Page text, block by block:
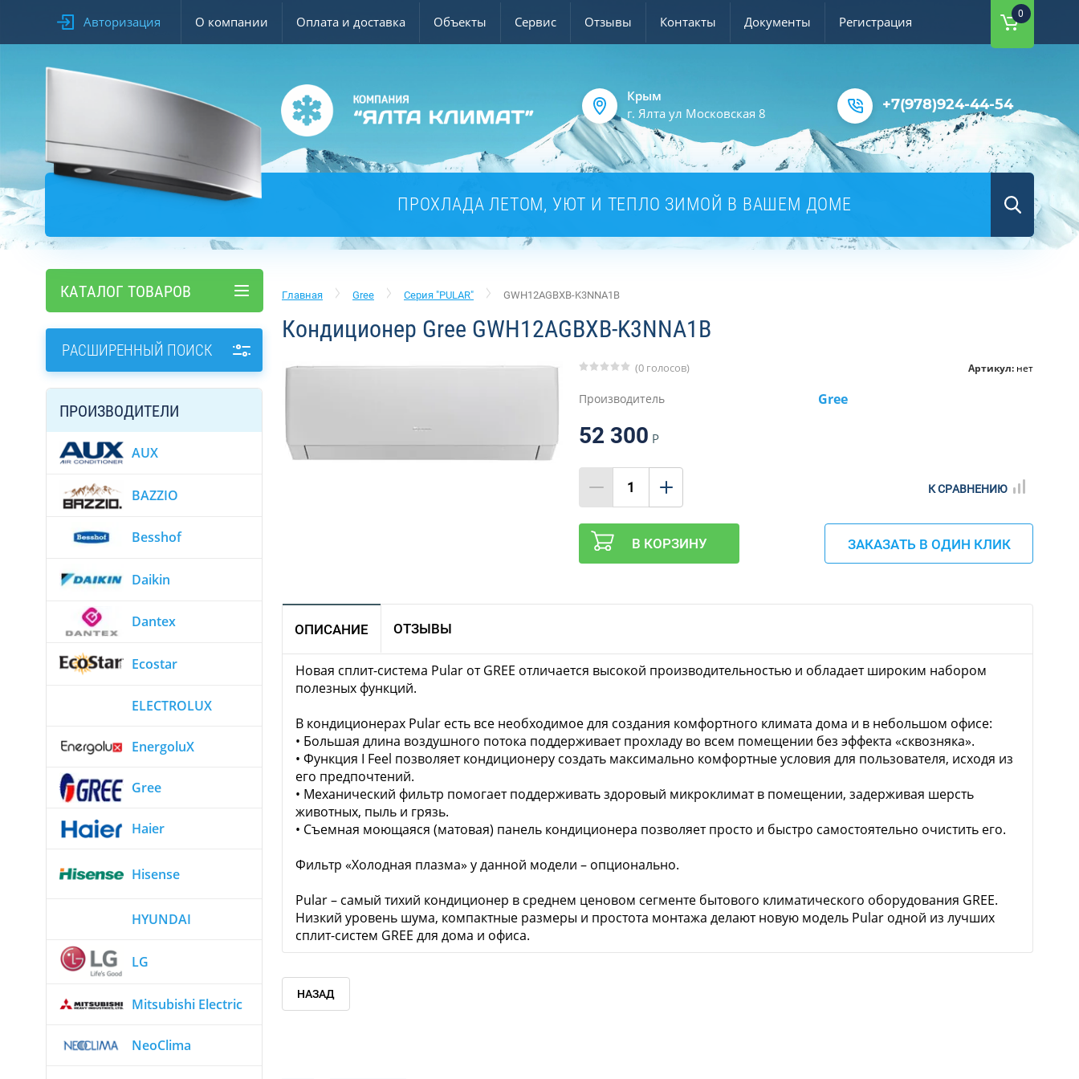
Авторизация О компании Оплата и доставка Объекты Сервис Отзывы Контакты Документы Регистрация
0
Крым
г. Ялта ул Московская 8
+7(978)924-44-54
ПРОХЛАДА ЛЕТОМ, УЮТ И ТЕПЛО ЗИМОЙ В ВАШЕМ ДОМЕ
КАТАЛОГ ТОВАРОВ
РАСШИРЕННЫЙ ПОИСК
ПРОИЗВОДИТЕЛИ
AUX
BAZZIO
Besshof
Daikin
Dantex
Ecostar
ELECTROLUX
EnergoluX
Gree
Haier
Hisense
HYUNDAI
LG
Mitsubishi Electric
NeoClima
Главная Gree Серия "PULAR" GWH12AGBXB-K3NNA1B
Кондиционер Gree GWH12AGBXB-K3NNA1B
(0 голосов) Артикул: нет
Производитель Gree
52 300 Р
К СРАВНЕНИЮ
В КОРЗИНУ ЗАКАЗАТЬ В ОДИН КЛИК
ОПИСАНИЕ ОТЗЫВЫ
Новая сплит-система Pular от GREE отличается высокой производительностью и обладает широким набором
полезных функций.
В кондиционерах Pular есть все необходимое для создания комфортного климата дома и в небольшом офисе:
• Большая длина воздушного потока поддерживает прохладу во всем помещении без эффекта «сквозняка».
• Функция I Feel позволяет кондиционеру создать максимально комфортные условия для пользователя, исходя из
его предпочтений.
• Механический фильтр помогает поддерживать здоровый микроклимат в помещении, задерживая шерсть
животных, пыль и грязь.
• Съемная моющаяся (матовая) панель кондиционера позволяет просто и быстро самостоятельно очистить его.
Фильтр «Холодная плазма» у данной модели – опционально.
Pular – самый тихий кондиционер в среднем ценовом сегменте бытового климатического оборудования GREE.
Низкий уровень шума, компактные размеры и простота монтажа делают новую модель Pular одной из лучших
сплит-систем GREE для дома и офиса.
НАЗАД